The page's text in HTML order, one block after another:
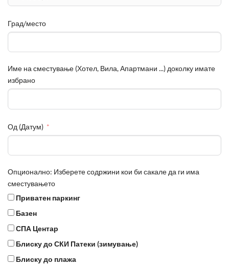
Град/место
Име на сместување (Хотел, Вила, Апартмани ...) доколку имате
избрано
Од (Датум)
Опционално: Изберете содржини кои би сакале да ги има
сместувањето
Приватен паркинг
Базен
СПА Центар
Блиску до СКИ Патеки (зимување)
Блиску до плажа